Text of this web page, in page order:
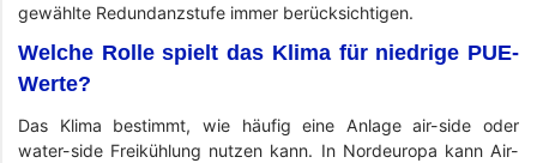
gewählte Redundanzstufe immer berücksichtigen.
Welche Rolle spielt das Klima für niedrige PUE-
Werte?
Das Klima bestimmt, wie häufig eine Anlage air-side oder
water-side Freikühlung nutzen kann. In Nordeuropa kann Air-